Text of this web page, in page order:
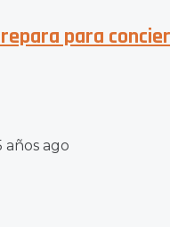
para
años ago